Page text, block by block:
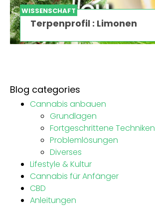
WISSENSCHAFT
Terpenprofil : Limonen
Blog categories
Cannabis anbauen
Grundlagen
Fortgeschrittene Techniken
Problemlösungen
Diverses
Lifestyle & Kultur
Cannabis für Anfänger
CBD
Anleitungen